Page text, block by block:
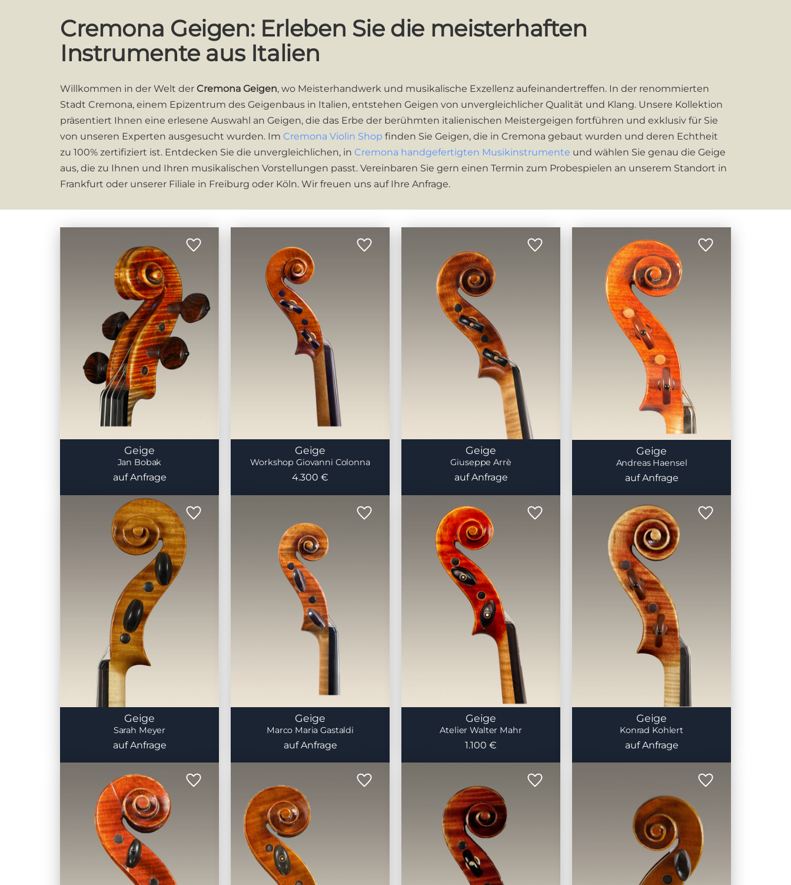
Cremona Geigen: Erleben Sie die meisterhaften
Instrumente aus Italien
Willkommen in der Welt der Cremona Geigen, wo Meisterhandwerk und musikalische Exzellenz aufeinandertreffen. In der renommierten
Stadt Cremona, einem Epizentrum des Geigenbaus in Italien, entstehen Geigen von unvergleichlicher Qualität und Klang. Unsere Kollektion
präsentiert Ihnen eine erlesene Auswahl an Geigen, die das Erbe der berühmten italienischen Meistergeigen fortführen und exklusiv für Sie
von unseren Experten ausgesucht wurden. Im Cremona Violin Shop finden Sie Geigen, die in Cremona gebaut wurden und deren Echtheit
zu 100% zertifiziert ist. Entdecken Sie die unvergleichlichen, in Cremona handgefertigten Musikinstrumente und wählen Sie genau die Geige
aus, die zu Ihnen und Ihren musikalischen Vorstellungen passt. Vereinbaren Sie gern einen Termin zum Probespielen an unserem Standort in
Frankfurt oder unserer Filiale in Freiburg oder Köln. Wir freuen uns auf Ihre Anfrage.
Geige
Jan Bobak
auf Anfrage
Geige
Workshop Giovanni Colonna
4.300 €
Geige
Giuseppe Arrè
auf Anfrage
Geige
Andreas Haensel
auf Anfrage
Geige
Sarah Meyer
auf Anfrage
Geige
Marco Maria Gastaldi
auf Anfrage
Geige
Atelier Walter Mahr
1.100 €
Geige
Konrad Kohlert
auf Anfrage